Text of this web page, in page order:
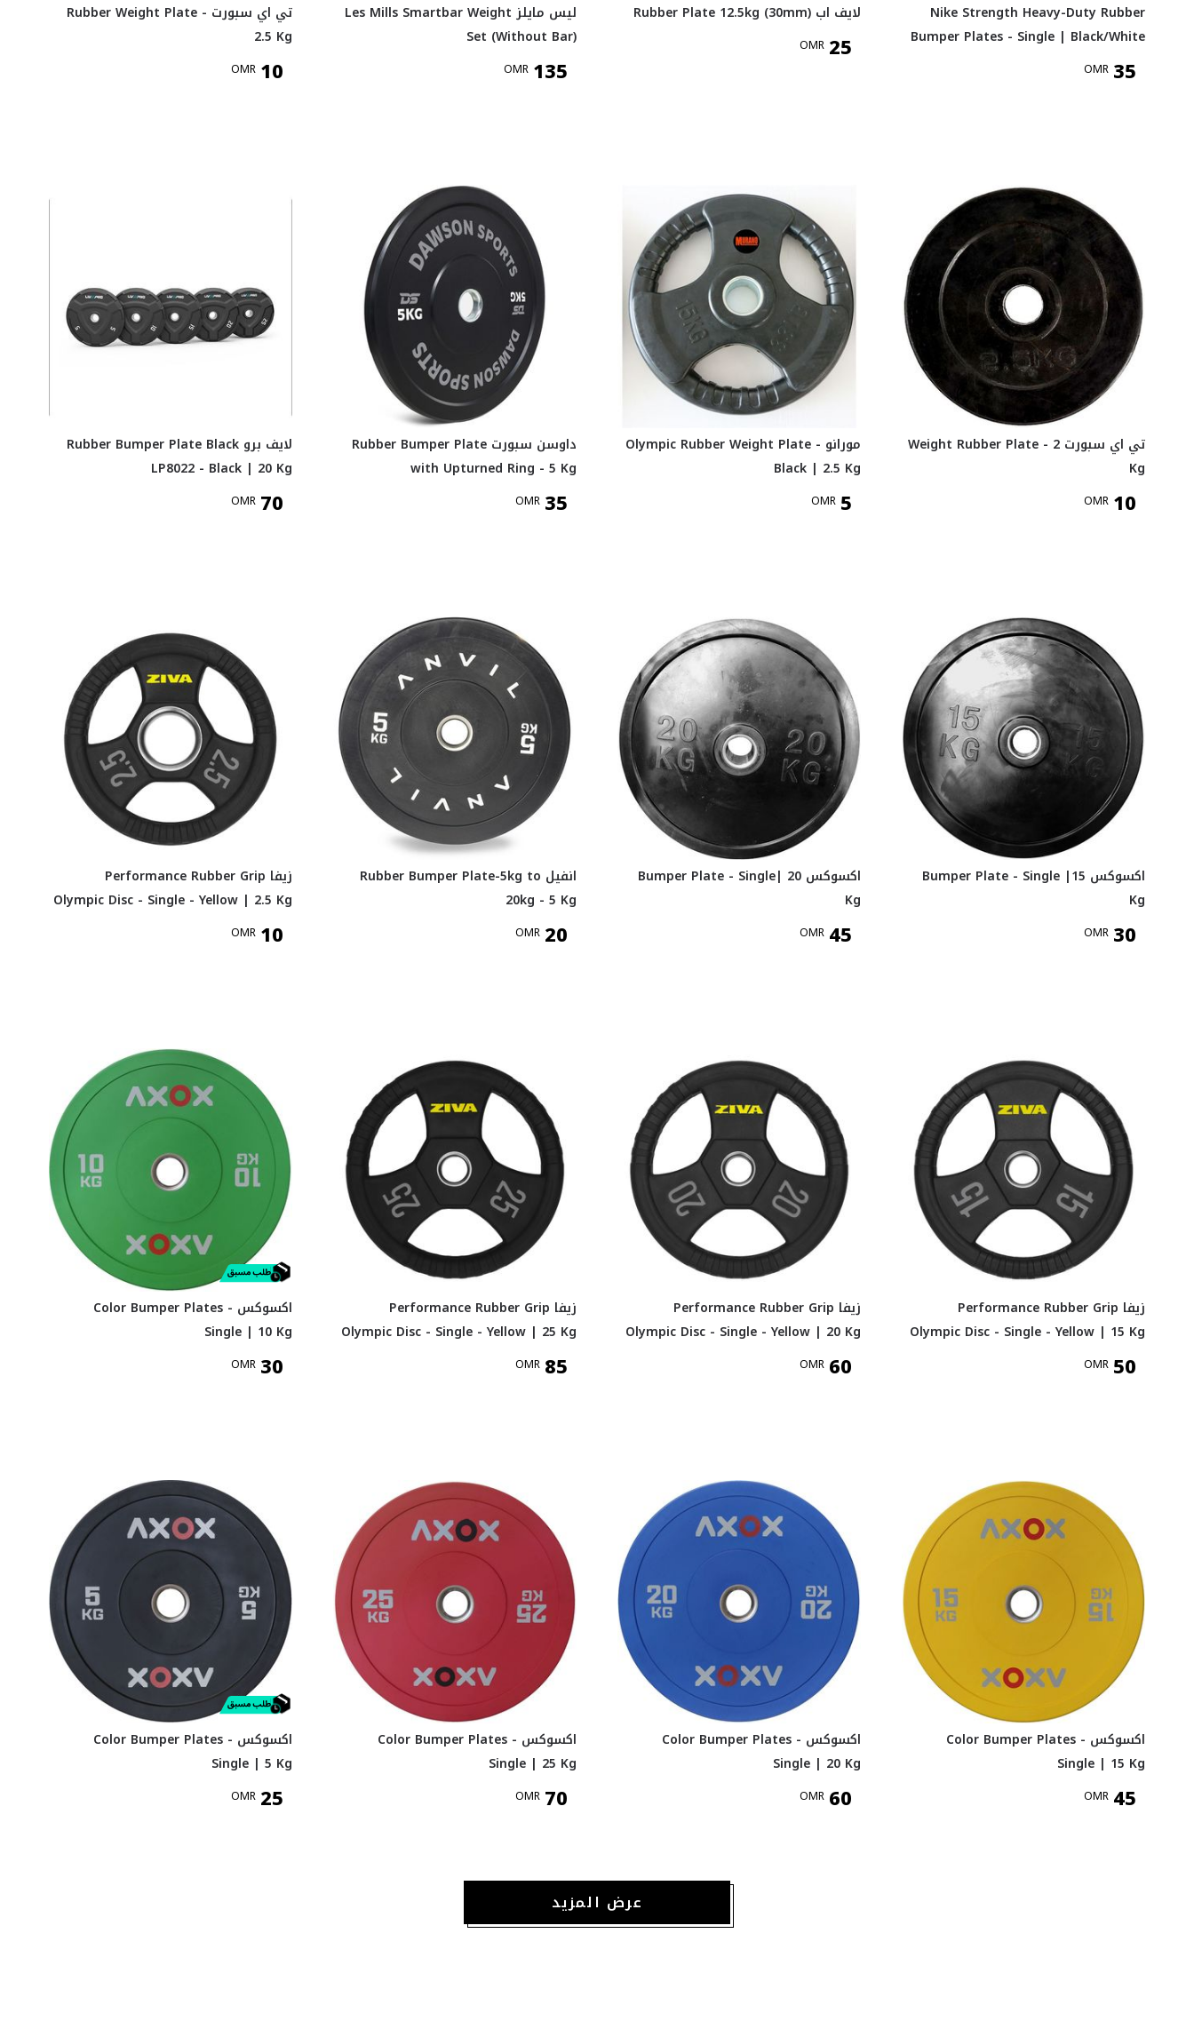
Nike Strength Heavy-Duty Rubber
Bumper Plates - Single | Black/White
OMR 35
لايف اب Rubber Plate 12.5kg (30mm)
OMR 25
ليس مايلز Les Mills Smartbar Weight
Set (Without Bar)
OMR 135
تي اي سبورت Rubber Weight Plate -
2.5 Kg
OMR 10
تي اي سبورت Weight Rubber Plate - 2
Kg
OMR 10
مورانو Olympic Rubber Weight Plate -
Black | 2.5 Kg
OMR 5
داوسن سبورت Rubber Bumper Plate
with Upturned Ring - 5 Kg
OMR 35
لايف برو Rubber Bumper Plate Black
LP8022 - Black | 20 Kg
OMR 70
اكسوكس Bumper Plate - Single |15
Kg
OMR 30
اكسوكس Bumper Plate - Single| 20
Kg
OMR 45
انفيل Rubber Bumper Plate-5kg to
20kg - 5 Kg
OMR 20
زيفا Performance Rubber Grip
Olympic Disc - Single - Yellow | 2.5 Kg
OMR 10
زيفا Performance Rubber Grip
Olympic Disc - Single - Yellow | 15 Kg
OMR 50
زيفا Performance Rubber Grip
Olympic Disc - Single - Yellow | 20 Kg
OMR 60
زيفا Performance Rubber Grip
Olympic Disc - Single - Yellow | 25 Kg
OMR 85
اكسوكس Color Bumper Plates -
Single | 10 Kg
OMR 30
اكسوكس Color Bumper Plates -
Single | 15 Kg
OMR 45
اكسوكس Color Bumper Plates -
Single | 20 Kg
OMR 60
اكسوكس Color Bumper Plates -
Single | 25 Kg
OMR 70
اكسوكس Color Bumper Plates -
Single | 5 Kg
OMR 25
عرض المزيد